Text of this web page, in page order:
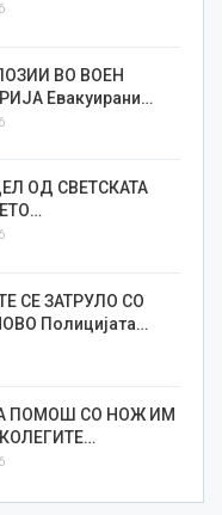
ВО ВОЕН
Евакуирани…
ОД СВЕТСКАТА
СЕ ЗАТРУЛО СО
Полицијата…
ПОМОШ СО НОЖ ИМ